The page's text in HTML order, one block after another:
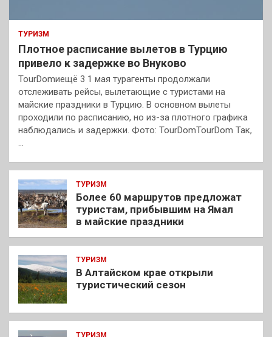
ТУРИЗМ
Плотное расписание вылетов в Турцию
привело к задержке во Внуково
TourDomиещё 3 1 мая турагенты продолжали
отслеживать рейсы, вылетающие с туристами на
майские праздники в Турцию. В основном вылеты
проходили по расписанию, но из-за плотного графика
наблюдались и задержки. Фото: TourDomTourDom Так,
…
ТУРИЗМ
Более 60 маршрутов предложат
туристам, прибывшим на Ямал
в майские праздники
ТУРИЗМ
В Алтайском крае открыли
туристический сезон